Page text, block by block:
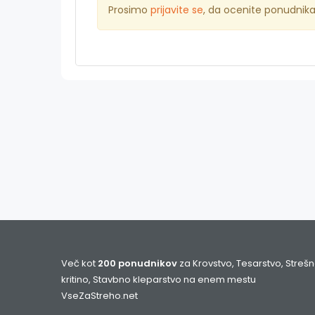
Prosimo prijavite se, da ocenite ponudnika
Več kot 200 ponudnikov za Krovstvo, Tesarstvo,
kritino, Stavbno kleparstvo na enem mestu
VseZaStreho.net